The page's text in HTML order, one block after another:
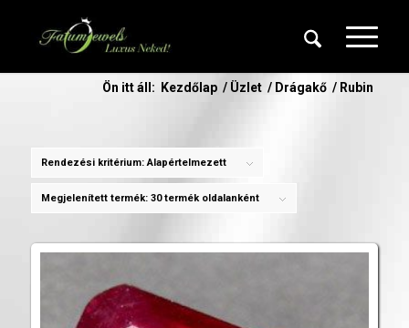
Ön itt áll: Kezdőlap / Üzlet / Drágakő / Rubin
Rendezési kritérium:Alapértelmezett
Megjelenített termék: 30 termék oldalanként